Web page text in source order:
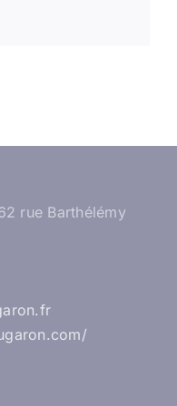
rue Barthélémy